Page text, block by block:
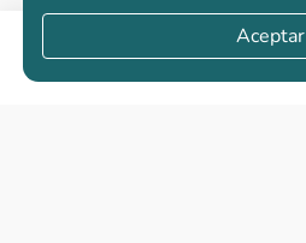
Compartir
Apartamentos nuevos
Aceptar